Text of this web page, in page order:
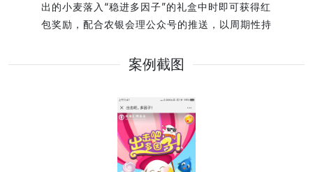
出的小麦落入“稳进多因子”的礼盒中时即可获得红
包奖励，配合农银会理公众号的推送，以周期性持
品牌信息的扩散，从而带动线下诊断门店的活动参
发、交互体验和数字化项目交付中的实践经验。
案例截图